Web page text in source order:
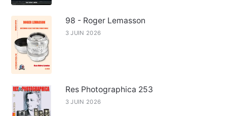
98 - Roger Lemasson
3 JUIN 2026
Res Photographica 253
3 JUIN 2026